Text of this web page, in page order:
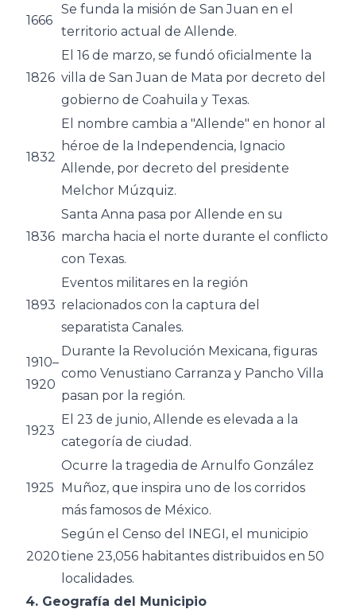
1666
Se funda la misión de San Juan en el
territorio actual de Allende.
1826
El 16 de marzo, se fundó oficialmente la
villa de San Juan de Mata por decreto del
gobierno de Coahuila y Texas.
1832
El nombre cambia a "Allende" en honor al
héroe de la Independencia, Ignacio
Allende, por decreto del presidente
Melchor Múzquiz.
1836
Santa Anna pasa por Allende en su
marcha hacia el norte durante el conflicto
con Texas.
1893
Eventos militares en la región
relacionados con la captura del
separatista Canales.
1910–
1920
Durante la Revolución Mexicana, figuras
como Venustiano Carranza y Pancho Villa
pasan por la región.
1923
El 23 de junio, Allende es elevada a la
categoría de ciudad.
1925
Ocurre la tragedia de Arnulfo González
Muñoz, que inspira uno de los corridos
más famosos de México.
2020
Según el Censo del INEGI, el municipio
tiene 23,056 habitantes distribuidos en 50
localidades.
4. Geografía del Municipio